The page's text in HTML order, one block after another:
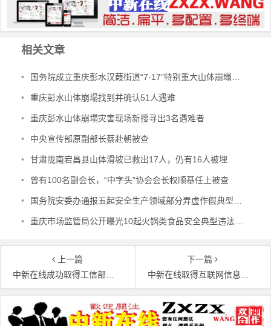
相关文章
• 国务院成立重庆彭水汉葭街道“7·17”特别重大山体崩塌灾害调查评估组
• 重庆彭水山体崩塌找到并确认51人遇难
• 重庆彭水山体崩塌灾害现场新搜寻出3名遇难者
• 中央宣传部原副部长蔡赴朝被查
• 甘肃陇南宕昌县山体滑坡已救出17人，仍有16人被埋
• 曾有100名副会长，“中字头”协会会长权顺基任上被查
• 国务院安委办通报五起安全生产领域部分弄虚作假典型案例
• 重庆市场监管局公开曝光10起火锅类食品安全典型违法案件
上一篇
中新在线成功取得工信部备案啦
下一篇
中新在线取得互联网信息服务许可证啦